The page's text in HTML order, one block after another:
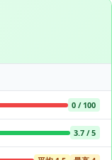
0 / 100
3.7 / 5